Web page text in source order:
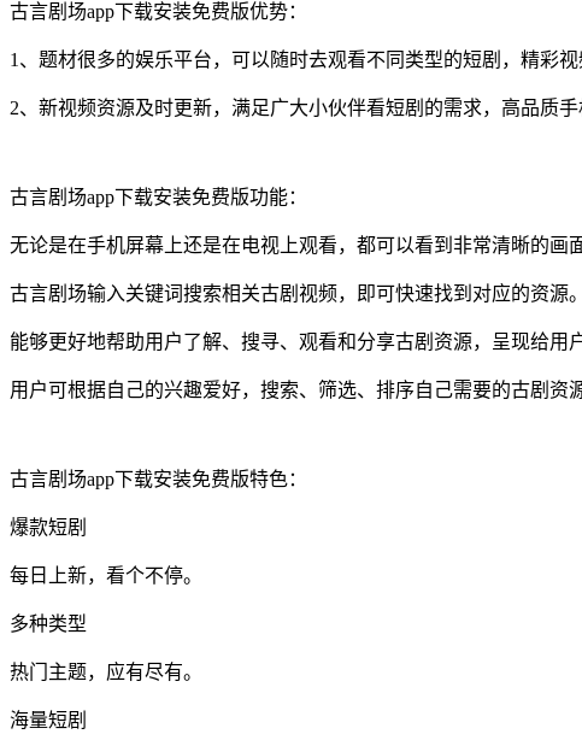
古言剧场app下载安装免费版优势：
1、题材很多的娱乐平台，可以随时去观看不同类型的短剧，精彩
2、新视频资源及时更新，满足广大小伙伴看短剧的需求，高品质手
古言剧场app下载安装免费版功能：
无论是在手机屏幕上还是在电视上观看，都可以看到非常清晰的画面
古言剧场输入关键词搜索相关古剧视频，即可快速找到对应的资源。
能够更好地帮助用户了解、搜寻、观看和分享古剧资源，呈现给用
用户可根据自己的兴趣爱好，搜索、筛选、排序自己需要的古剧资源
古言剧场app下载安装免费版特色：
爆款短剧
每日上新，看个不停。
多种类型
热门主题，应有尽有。
海量短剧